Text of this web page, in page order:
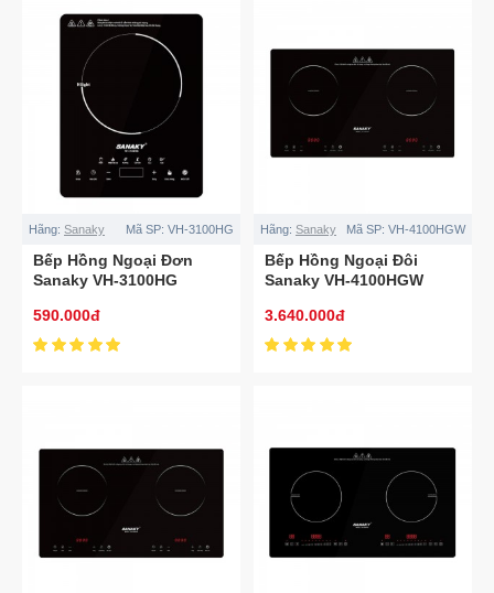
Hãng: Sanaky Mã SP: VH-3100HG
Bếp Hồng Ngoại Đơn
Sanaky VH-3100HG
590.000đ
Hãng: Sanaky Mã SP: VH-4100HGW
Bếp Hồng Ngoại Đôi
Sanaky VH-4100HGW
3.640.000đ